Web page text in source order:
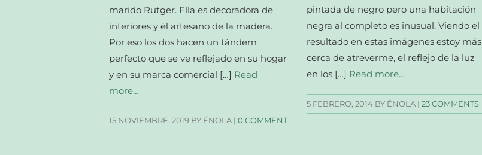
marido Rutger. Ella es decoradora de
interiores y él artesano de la madera.
Por eso los dos hacen un tándem
perfecto que se ve reflejado en su hogar
y en su marca comercial […] Read
more…
15 NOVIEMBRE, 2019 BY ÉNOLA | 0 COMMENT
pintada de negro pero una habitación
negra al completo es inusual. Viendo el
resultado en estas imágenes estoy más
cerca de atreverme, el reflejo de la luz
en los […] Read more…
5 FEBRERO, 2014 BY ÉNOLA | 23 COMMENTS